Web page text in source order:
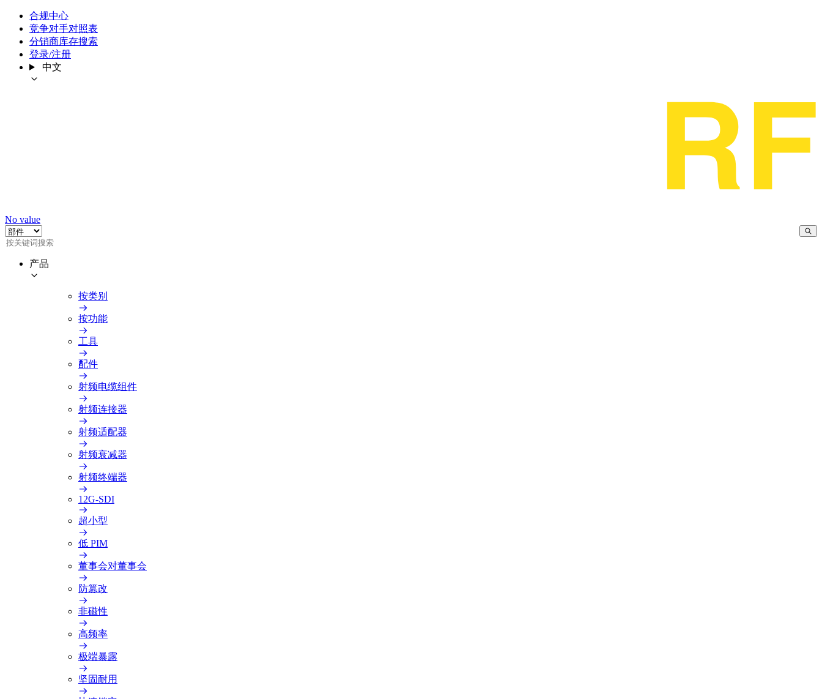
合规中心
竞争对手对照表
分销商库存搜索
登录/注册
中文
No value
产品
按类别
按功能
工具
配件
射频电缆组件
射频连接器
射频适配器
射频衰减器
射频终端器
12G-SDI
超小型
低 PIM
董事会对董事会
防篡改
非磁性
高频率
极端暴露
坚固耐用